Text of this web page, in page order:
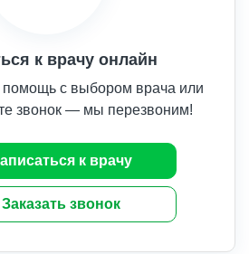
к врачу онлайн
с выбором врача или
звонок — мы перезвоним!
к врачу
Заказать звонок